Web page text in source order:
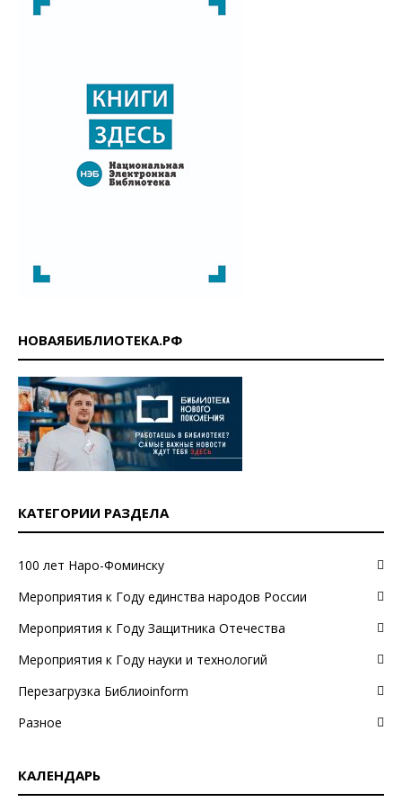
НОВАЯБИБЛИОТЕКА.РФ
КАТЕГОРИИ РАЗДЕЛА
100 лет Наро-Фоминску
Мероприятия к Году единства народов России
Мероприятия к Году Защитника Отечества
Мероприятия к Году науки и технологий
Перезагрузка Библиоinform
Разное
КАЛЕНДАРЬ